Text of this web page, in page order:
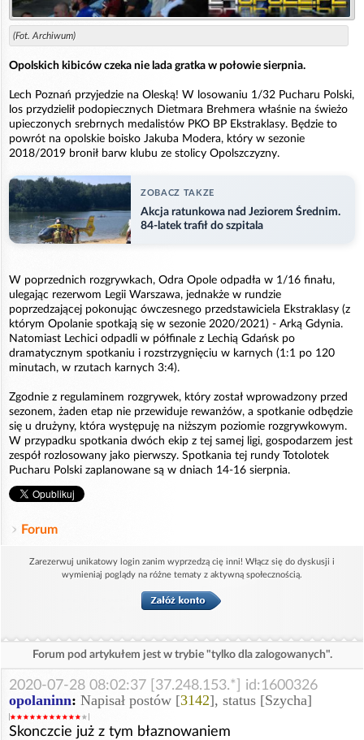
(Fot. Archiwum)
Opolskich kibiców czeka nie lada gratka w połowie sierpnia.
Lech Poznań przyjedzie na Oleską! W losowaniu 1/32 Pucharu Polski,
los przydzielił podopiecznych Dietmara Brehmera właśnie na świeżo
upieczonych srebrnych medalistów PKO BP Ekstraklasy. Będzie to
powrót na opolskie boisko Jakuba Modera, który w sezonie
2018/2019 bronił barw klubu ze stolicy Opolszczyzny.
ZOBACZ TAKZE
Akcja ratunkowa nad Jeziorem Średnim.
84-latek trafił do szpitala
W poprzednich rozgrywkach, Odra Opole odpadła w 1/16 finału,
ulegając rezerwom Legii Warszawa, jednakże w rundzie
poprzedzającej pokonując ówczesnego przedstawiciela Ekstraklasy (z
którym Opolanie spotkają się w sezonie 2020/2021) - Arką Gdynia.
Natomiast Lechici odpadli w półfinale z Lechią Gdańsk po
dramatycznym spotkaniu i rozstrzygnięciu w karnych (1:1 po 120
minutach, w rzutach karnych 3:4).
Zgodnie z regulaminem rozgrywek, który został wprowadzony przed
sezonem, żaden etap nie przewiduje rewanżów, a spotkanie odbędzie
się u drużyny, która występuję na niższym poziomie rozgrywkowym.
W przypadku spotkania dwóch ekip z tej samej ligi, gospodarzem jest
zespół rozlosowany jako pierwszy. Spotkania tej rundy Totolotek
Pucharu Polski zaplanowane są w dniach 14-16 sierpnia.
Forum
Zarezerwuj unikatowy login zanim wyprzedzą cię inni! Włącz się do dyskusji i
wymieniaj poglądy na różne tematy z aktywną społecznością.
Forum pod artykułem jest w trybie "tylko dla zalogowanych".
2020-07-28 08:02:37 [37.248.153.*] id:1600326
opolaninn: Napisał postów [3142], status [Szycha]
Skonczcie już z tym błaznowaniem